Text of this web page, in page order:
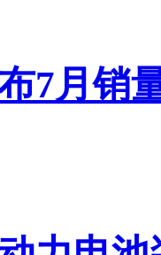
7月销